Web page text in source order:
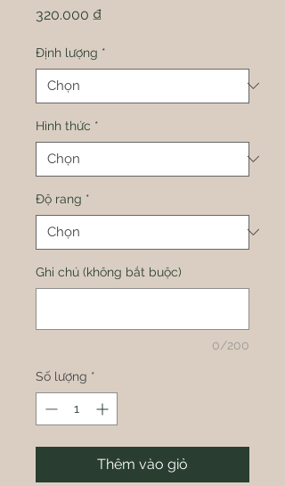
320.000 ₫Giá
Định lượng *
Hình thức *
Độ rang *
Ghi chú (không bắt buộc)
0/200
Số lượng *
Thêm vào giỏ